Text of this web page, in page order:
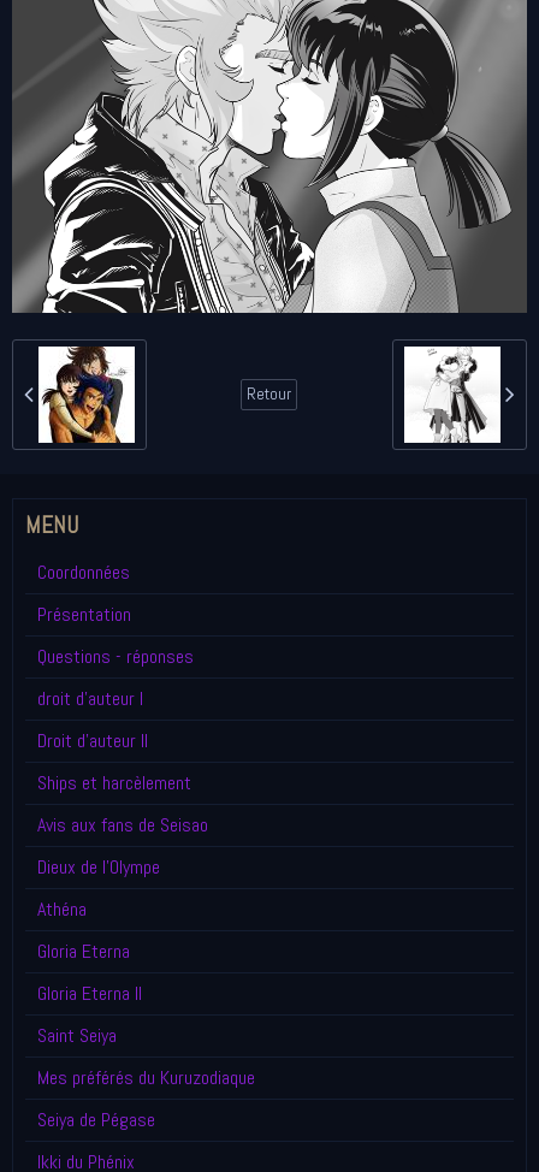
Retour
MENU
Coordonnées
Présentation
Questions - réponses
droit d'auteur I
Droit d'auteur II
Ships et harcèlement
Avis aux fans de Seisao
Dieux de l'Olympe
Athéna
Gloria Eterna
Gloria Eterna II
Saint Seiya
Mes préférés du Kuruzodiaque
Seiya de Pégase
Ikki du Phénix